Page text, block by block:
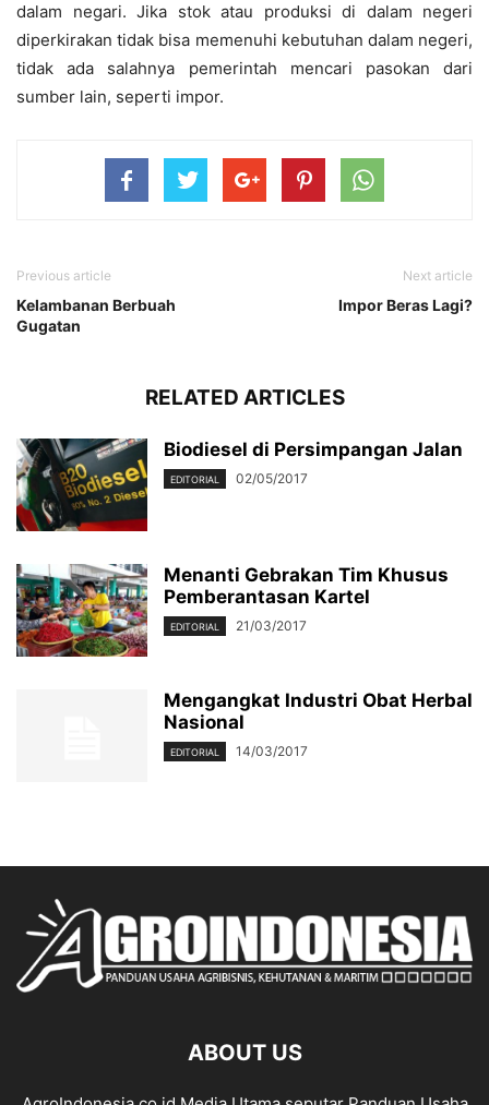
dalam negari. Jika stok atau produksi di dalam negeri
diperkirakan tidak bisa memenuhi kebutuhan dalam negeri,
tidak ada salahnya pemerintah mencari pasokan dari
sumber lain, seperti impor.
Previous article
Kelambanan Berbuah
Gugatan
Next article
Impor Beras Lagi?
RELATED ARTICLES
Biodiesel di Persimpangan Jalan
EDITORIAL 02/05/2017
Menanti Gebrakan Tim Khusus
Pemberantasan Kartel
EDITORIAL 21/03/2017
Mengangkat Industri Obat Herbal
Nasional
EDITORIAL 14/03/2017
ABOUT US